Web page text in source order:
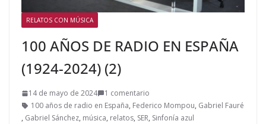
RELATOS CON MÚSICA
100 AÑOS DE RADIO EN ESPAÑA
(1924-2024) (2)
14 de mayo de 2024
1 comentario
100 años de radio en España, Federico Mompou, Gabriel Fauré
, Gabriel Sánchez, música, relatos, SER, Sinfonía azul